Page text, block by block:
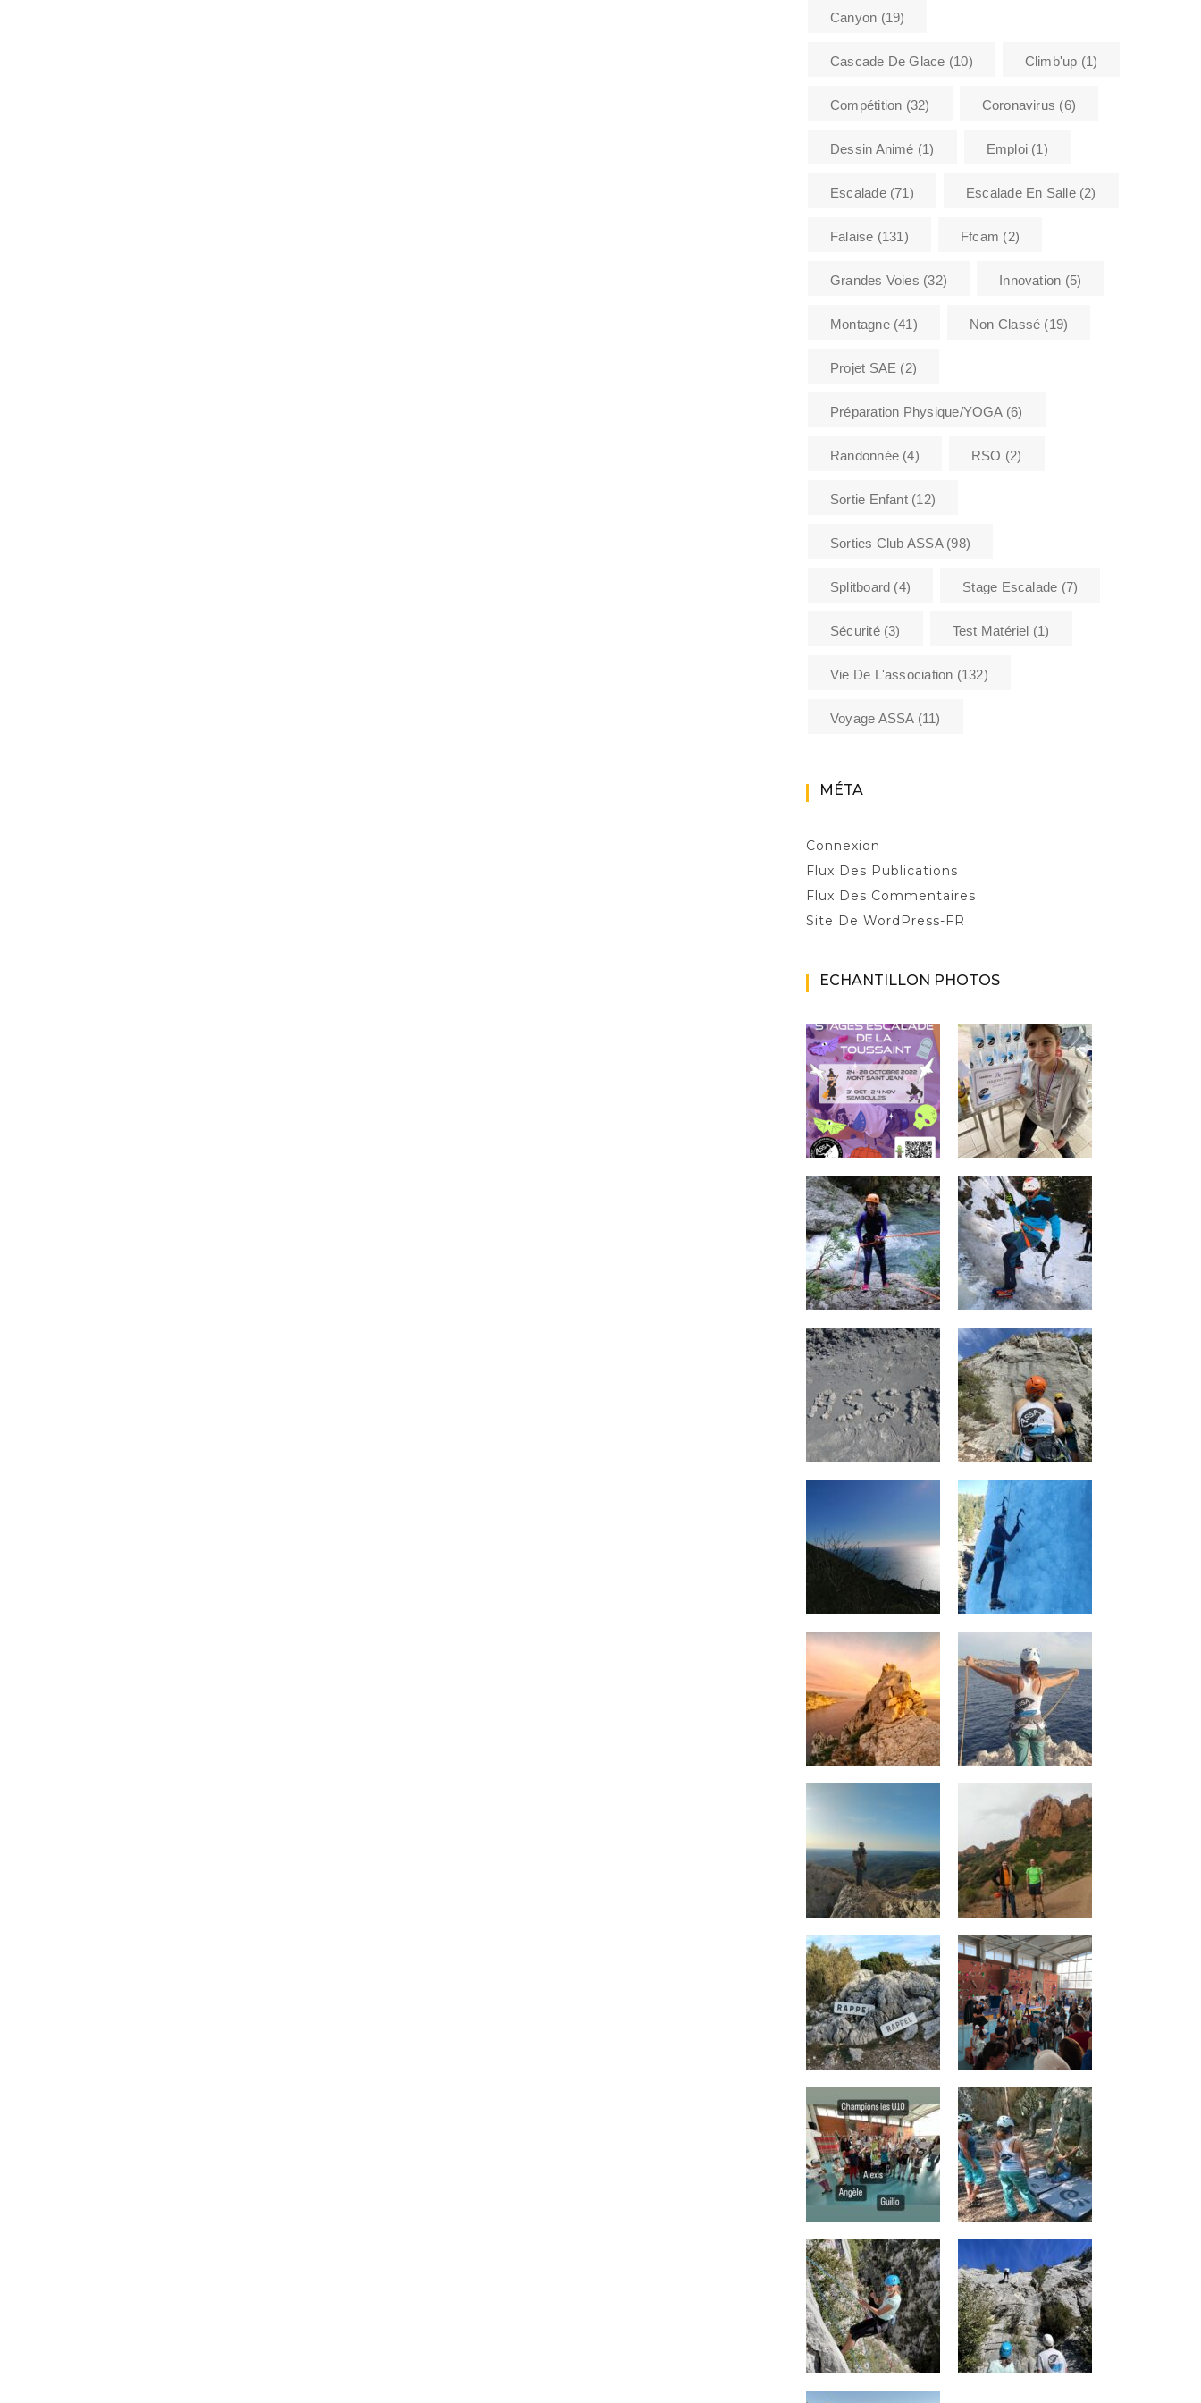
Canyon (19)
Cascade De Glace (10) Climb'up (1)
Compétition (32) Coronavirus (6)
Dessin Animé (1) Emploi(1)
Escalade(71) Escalade En Salle(2)
Falaise (131) Ffcam (2)
Grandes Voies (32) Innovation (5)
Montagne(41) Non Classé (19)
Projet SAE (2)
Préparation Physique/YOGA(6)
Randonnée (4) RSO (2)
Sortie Enfant(12)
Sorties Club ASSA(98)
Splitboard (4) Stage Escalade (7)
Sécurité(3) Test Matériel (1)
Vie De L'association (132)
Voyage ASSA(11)
MÉTA
Connexion
Flux Des Publications
Flux Des Commentaires
Site De WordPress-FR
ECHANTILLON PHOTOS